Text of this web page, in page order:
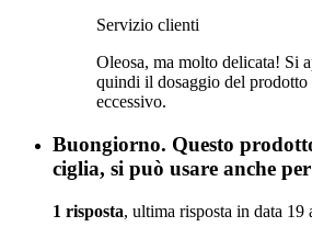
Servizio clienti
Oleosa, ma molto delicata! Si
quindi il dosaggio del prodotto
eccessivo.
Buongiorno. Questo
ciglia, si può usare anche
1 risposta, ultima risposta in data 19